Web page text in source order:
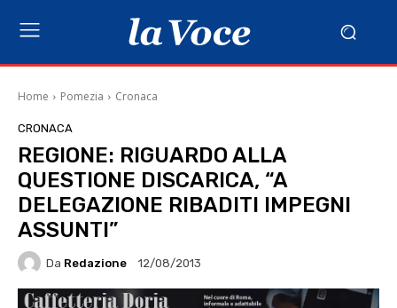
Home Pomezia Cronaca
CRONACA
REGIONE: RIGUARDO ALLA
QUESTIONE DISCARICA, “A
DELEGAZIONE RIBADITI IMPEGNI
ASSUNTI”
Da Redazione 12/08/2013